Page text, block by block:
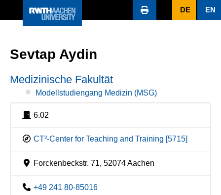
DE EN
Sevtap Aydin
Medizinische Fakultät
Modellstudiengang Medizin (MSG)
6.02
CT²-Center for Teaching and Training [5715]
Forckenbeckstr. 71, 52074 Aachen
+49 241 80-85016